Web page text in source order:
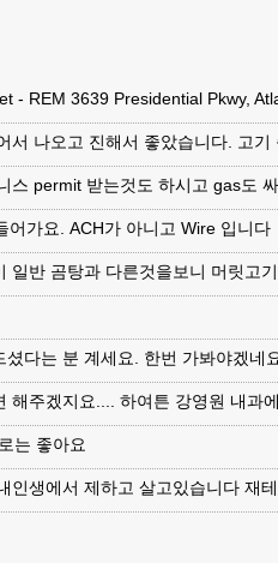
- REM 3639 Presidential Pkwy,
서 나오고 진해서 좋았습니다. 고
스 permit 받는것도 하시고 gas도
어가요. ACH가 아니고 Wire 입니다
일반 곰탕과 다른것을보니 머릿고
다는 분 계세요. 한번 가봐야겠네
해주겠지요.... 하여튼 강영원 내과
는 좋아요
인생에서 제하고 살고있습니다 재